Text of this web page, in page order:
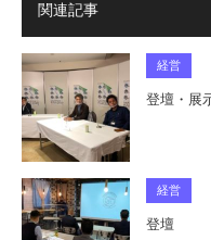
関連記事
経営
登壇・展
経営
登壇